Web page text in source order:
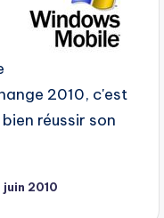
2010, c'est
réussir son
juin 2010